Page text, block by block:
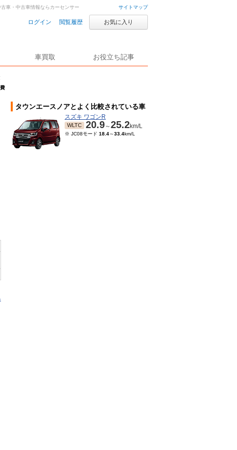
サイトマップ
ログイン 閲覧履歴 お気に入り
車買取 お役立ち記事
車・中古車情報ならカーセンサー
タウンエースノアとよく比較されている車
スズキ ワゴンR
WLTC 20.9～25.2km/L
※ JC08モード 18.4～33.4km/L